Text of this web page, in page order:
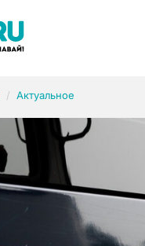
Актуальное